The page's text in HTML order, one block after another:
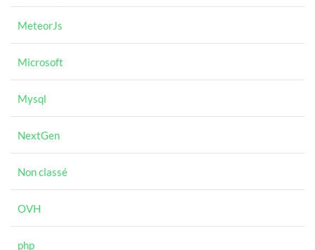
MeteorJs
Microsoft
Mysql
NextGen
Non classé
OVH
php